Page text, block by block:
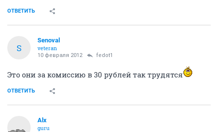
ОТВЕТИТЬ
S
Senoval
veteran
10 февраля 2012 fedot1
Это они за комиссию в 30 рублей так трудятся
ОТВЕТИТЬ
Alx
guru